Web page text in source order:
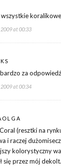
wszystkie
at 00:33
za
at 00:34
(resztki na
i raczej
kolorystyczny
się przez mój